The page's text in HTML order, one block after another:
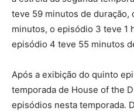
teve 59 minutos de duração,
minutos, o episódio 3 teve 1
episódio 4 teve 55 minutos
Após a exibição do quinto
temporada de House of the
episódios nesta temporada.